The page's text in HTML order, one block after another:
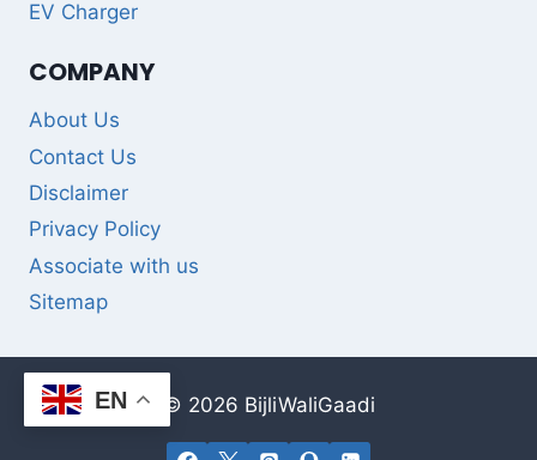
EV Charger
COMPANY
About Us
Contact Us
Disclaimer
Privacy Policy
Associate with us
Sitemap
© 2026 BijliWaliGaadi
EN